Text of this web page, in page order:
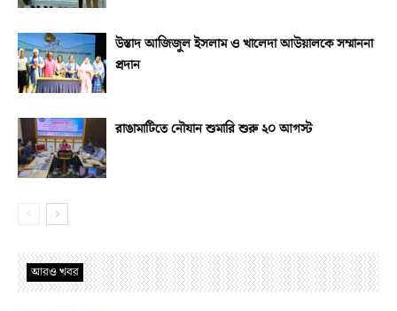
উস্তাদ আজিজুল ইসলাম ও খালেদা আউয়ালকে সম্মাননা
প্রদান
রাঙামাটিতে নৌযান শুমারি শুরু ২০ আগস্ট
আরও খবর